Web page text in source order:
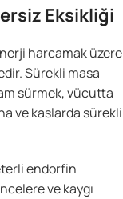
Eksikliği
harcamak üzere
Sürekli masa
sürmek, vücutta
ve kaslarda sürekli
endorfin
ve kaygı